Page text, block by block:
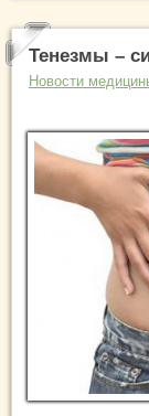
Тенезмы –
Новости